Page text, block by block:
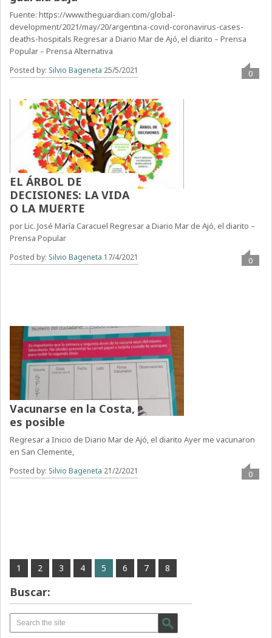
Fuente: https://www.theguardian.com/global-
development/2021/may/20/argentina-covid-coronavirus-cases-
deaths-hospitals Regresar a Diario Mar de Ajó, el diarito – Prensa
Popular – Prensa Alternativa
Posted by: Silvio Bageneta 25/5/2021 0
EL ÁRBOL DE
DECISIONES: LA VIDA
O LA MUERTE
por Lic. José María Caracuel Regresar a Diario Mar de Ajó, el diarito –
Prensa Popular
Posted by: Silvio Bageneta 17/4/2021 0
Vacunarse en la Costa,
es posible
Regresar a Inicio de Diario Mar de Ajó, el diarito Ayer me vacunaron
en San Clemente,
Posted by: Silvio Bageneta 21/2/2021 0
1 2 3 4 5 6 7 8
Buscar: